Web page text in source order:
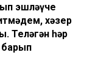
эшләүче
хәзер
Теләгән һәр
барып